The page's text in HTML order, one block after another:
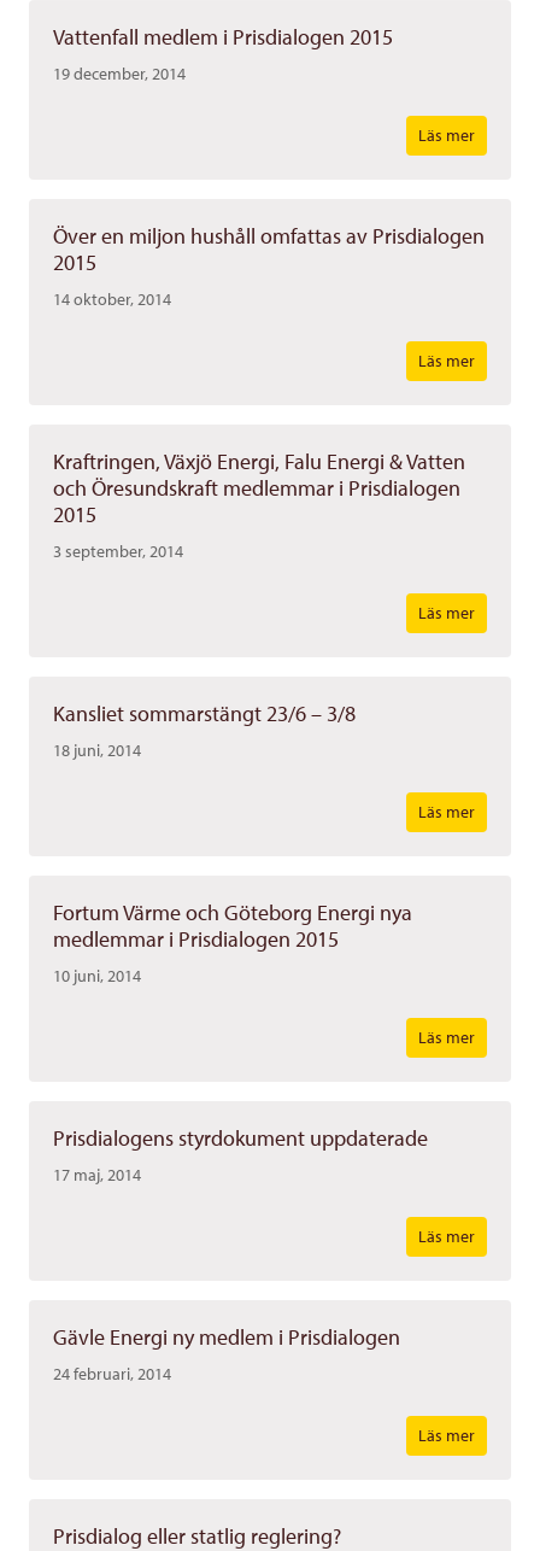
Vattenfall medlem i Prisdialogen 2015
19 december, 2014
Läs mer
Över en miljon hushåll omfattas av Prisdialogen
2015
14 oktober, 2014
Läs mer
Kraftringen, Växjö Energi, Falu Energi & Vatten
och Öresundskraft medlemmar i Prisdialogen
2015
3 september, 2014
Läs mer
Kansliet sommarstängt 23/6 – 3/8
18 juni, 2014
Läs mer
Fortum Värme och Göteborg Energi nya
medlemmar i Prisdialogen 2015
10 juni, 2014
Läs mer
Prisdialogens styrdokument uppdaterade
17 maj, 2014
Läs mer
Gävle Energi ny medlem i Prisdialogen
24 februari, 2014
Läs mer
Prisdialog eller statlig reglering?